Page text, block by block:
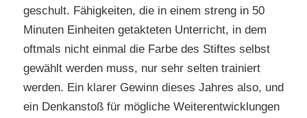
geschult. Fähigkeiten, die in einem streng in 50
Minuten Einheiten getakteten Unterricht, in dem
oftmals nicht einmal die Farbe des Stiftes selbst
gewählt werden muss, nur sehr selten trainiert
werden. Ein klarer Gewinn dieses Jahres also, und
ein Denkanstoß für mögliche Weiterentwicklungen